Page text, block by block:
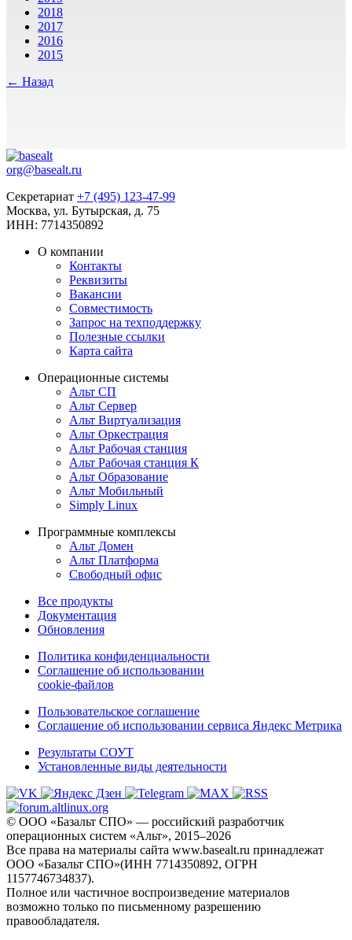
2018
2017
2016
2015
← Назад
org@basealt.ru
Секретариат +7 (495) 123-47-99
Москва, ул. Бутырская, д. 75
ИНН: 7714350892
О компании
Контакты
Реквизиты
Вакансии
Совместимость
Запрос на техподдержку
Полезные ссылки
Карта сайта
Операционные системы
Альт СП
Альт Сервер
Альт Виртуализация
Альт Оркестрация
Альт Рабочая станция
Альт Рабочая станция К
Альт Образование
Альт Мобильный
Simply Linux
Программные комплексы
Альт Домен
Альт Платформа
Свободный офис
Все продукты
Документация
Обновления
Политика конфиденциальности
Соглашение об использовании
cookie-файлов
Пользовательское соглашение
Соглашение об использовании сервиса Яндекс Метрика
Результаты СОУТ
Установленные виды деятельности
© ООО «Базальт СПО» — российский разработчик
операционных систем «Альт», 2015–2026
Все права на материалы сайта www.basealt.ru принадлежат
ООО «Базальт СПО»(ИНН 7714350892, ОГРН
1157746734837).
Полное или частичное воспроизведение материалов
возможно только по письменному разрешению
правообладателя.